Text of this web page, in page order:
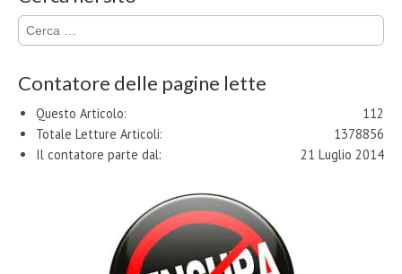
Ricerca
per:
Contatore delle pagine lette
112
Questo Articolo:
1378856
Totale Letture Articoli:
21 Luglio 2014
Il contatore parte dal: